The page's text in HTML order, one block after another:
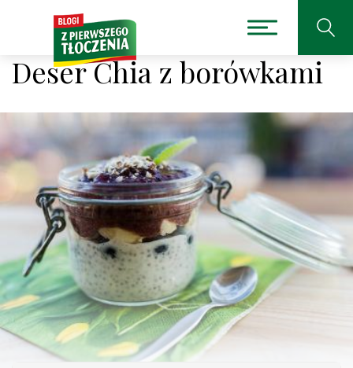
Deser Chia z borówkami